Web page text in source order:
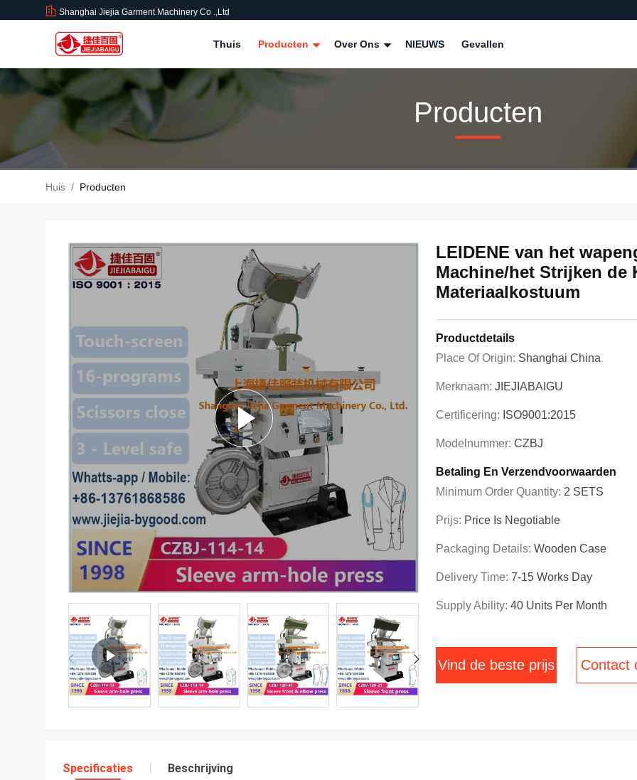
Shanghai Jiejia Garment Machinery Co .,ltd
Thuis Producten Over Ons NIEUWS Gevallen
Producten
Huis / Producten
LEIDENE van het
Machine/het Strijken de
Materiaalkostuum
Productdetails
Place Of Origin: Shanghai China
Merknaam: JIEJIABAIGU
Certificering: ISO9001:2015
Modelnummer: CZBJ
Betaling En Verzendvoorwaarden
Minimum Order Quantity: 2 SETS
Prijs: Price Is Negotiable
Packaging Details: Wooden Case
Delivery Time: 7-15 Works Day
Supply Ability: 40 Units Per Month
Vind de beste prijs Contact
Specificaties Beschrijving